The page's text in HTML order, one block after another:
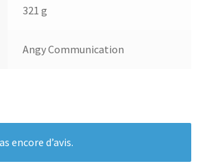
321 g
Angy Communication
encore d’avis.